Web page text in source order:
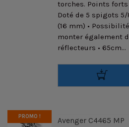
torches. Points forts
Doté de 5 spigots 5/
(16 mm) •
monter également
réflecteurs • 65cm...
PROMO !
Avenger C4465 MP